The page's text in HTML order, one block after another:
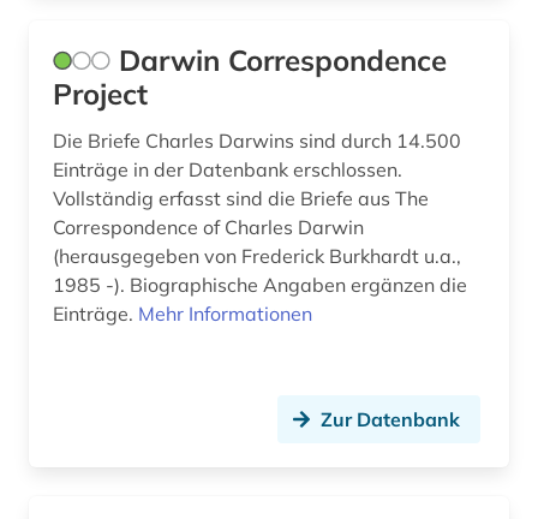
Darwin Correspondence
Project
Die Briefe Charles Darwins sind durch 14.500
Einträge in der Datenbank erschlossen.
Vollständig erfasst sind die Briefe aus The
Correspondence of Charles Darwin
(herausgegeben von Frederick Burkhardt u.a.,
1985 -). Biographische Angaben ergänzen die
Einträge. Mehr Informationen
Zur Datenbank